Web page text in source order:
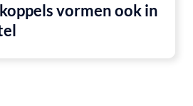
vormen ook in